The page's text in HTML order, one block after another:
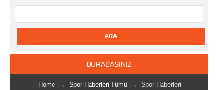
BURADASINIZ
Home → Spor Haberleri Tümü → Spor Haberleri